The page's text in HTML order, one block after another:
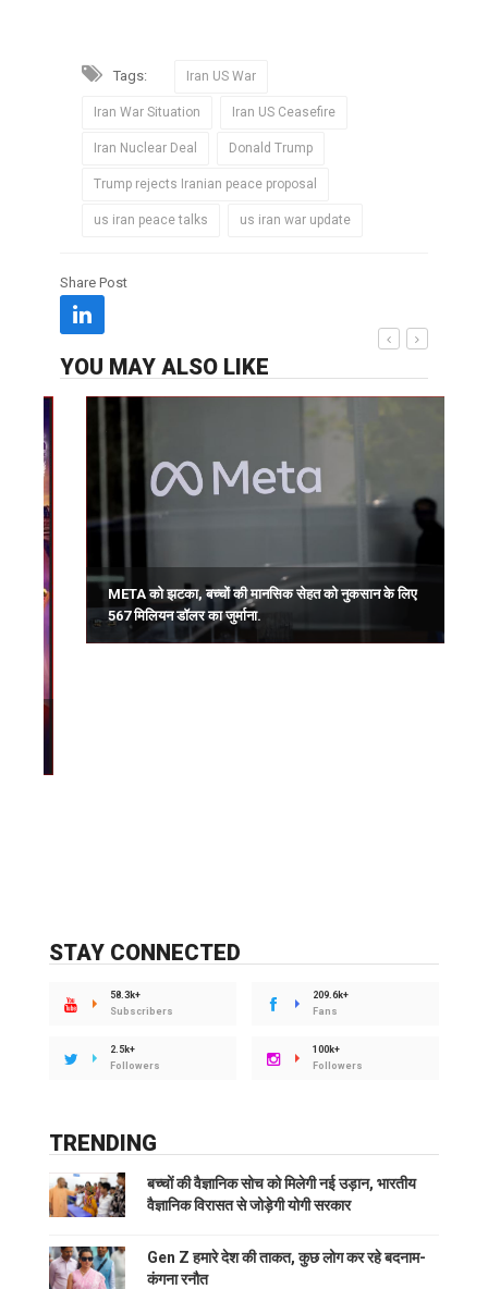
Tags: Iran US War
Iran War Situation Iran US Ceasefire
Iran Nuclear Deal Donald Trump
Trump rejects Iranian peace proposal
us iran peace talks us iran war update
Share Post
YOU MAY ALSO LIKE
META को झटका, बच्चों की मानसिक सेहत को नुकसान के लिए
567 मिलियन डॉलर का जुर्माना.
STAY CONNECTED
58.3k+
Subscribers
209.6k+
Fans
2.5k+
Followers
100k+
Followers
TRENDING
बच्चों की वैज्ञानिक सोच को मिलेगी नई उड़ान, भारतीय
वैज्ञानिक विरासत से जोड़ेगी योगी सरकार
Gen Z हमारे देश की ताकत, कुछ लोग कर रहे बदनाम-
कंगना रनौत